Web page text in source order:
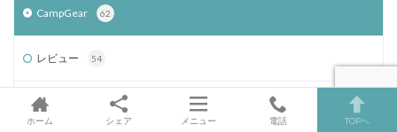
CampGear 62
レビュー 54
ホーム シェア メニュー 電話 TOPへ